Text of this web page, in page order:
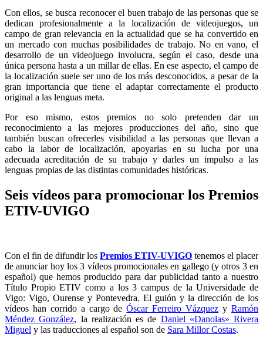
Con ellos, se busca reconocer el buen trabajo de las personas que se
dedican profesionalmente a la localización de videojuegos, un
campo de gran relevancia en la actualidad que se ha convertido en
un mercado con muchas posibilidades de trabajo. No en vano, el
desarrollo de un videojuego involucra, según el caso, desde una
única persona hasta a un millar de ellas. En ese aspecto, el campo de
la localización suele ser uno de los más desconocidos, a pesar de la
gran importancia que tiene el adaptar correctamente el producto
original a las lenguas meta.
Por eso mismo, estos premios no solo pretenden dar un
reconocimiento a las mejores producciones del año, sino que
también buscan ofrecerles visibilidad a las personas que llevan a
cabo la labor de localización, apoyarlas en su lucha por una
adecuada acreditación de su trabajo y darles un impulso a las
lenguas propias de las distintas comunidades históricas.
Seis vídeos para promocionar los Premios
ETIV-UVIGO
Con el fin de difundir los Premios ETIV-UVIGO tenemos el placer
de anunciar hoy los 3 vídeos promocionales en gallego (y otros 3 en
español) que hemos producido para dar publicidad tanto a nuestro
Título Propio ETIV como a los 3 campus de la Universidade de
Vigo: Vigo, Ourense y Pontevedra. El guión y la dirección de los
vídeos han corrido a cargo deÓscar Ferreiro Vázquez yRamón
Méndez González, la realización es de Daniel «Danolas» Rivera
Miguel y las traducciones al español son de Sara Millor Costas.